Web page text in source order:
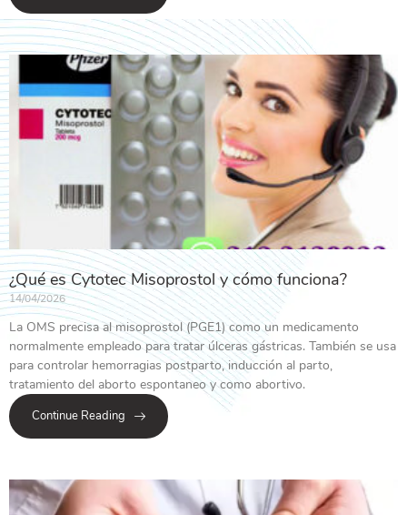
¿Qué es Cytotec Misoprostol y cómo funciona?
14/04/2026
La OMS precisa al misoprostol (PGE1) como un medicamento
normalmente empleado para tratar úlceras gástricas. También se usa
para controlar hemorragias postparto, inducción al parto,
tratamiento del aborto espontaneo y como abortivo.
Continue Reading